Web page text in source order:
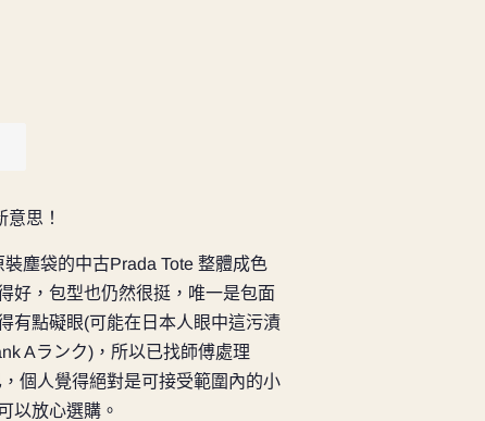
思！
塵袋的中古Prada Tote 整體成色
好，包型也仍然很挺，唯一是包面
有點礙眼(可能在日本人眼中這污漬
Aランク)，所以已找師傅處理
個人覺得絕對是可接受範圍內的小
以放心選購。